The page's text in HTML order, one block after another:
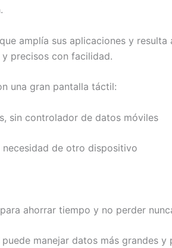
amplía sus aplicaciones y
precisos con facilidad.
una gran pantalla táctil:
sin controlador de datos móviles
de otro dispositivo
ahorrar tiempo y no perder
manejar datos más grandes